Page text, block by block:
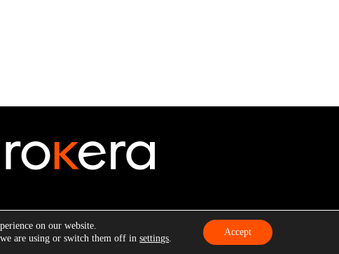
reserved. 이용 약관.개인정보 처리방침 Cookie Settings
on our website.
are using or switch them off insettings.
Accept